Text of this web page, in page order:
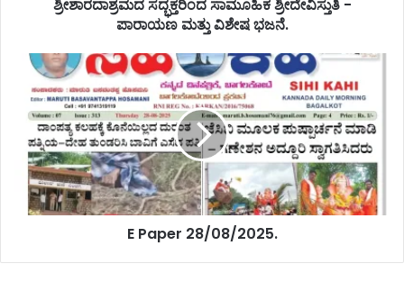
ಶ್ರೀಶಾರದಾಶ್ರಮದ ಸದ್ಭಕ್ತರಿಂದ ಸಾಮೂಹಿಕ ಶ್ರೀದೇವಿಸ್ತುತಿ -
ಪಾರಾಯಣ ಮತ್ತು ವಿಶೇಷ ಭಜನೆ.
E Paper 28/08/2025.